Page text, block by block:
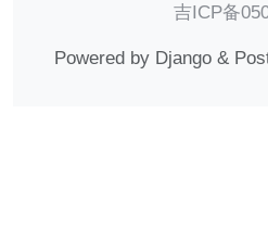
吉ICP备
Powered by Django &